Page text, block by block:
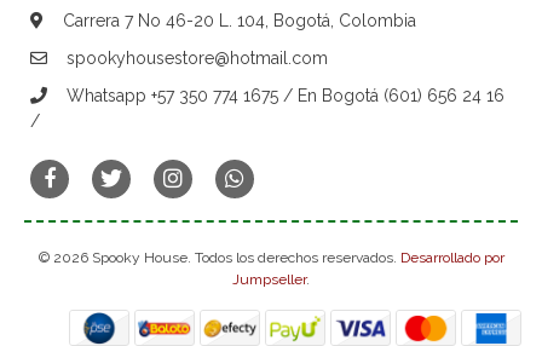
Carrera 7 No 46-20 L. 104, Bogotá, Colombia
spookyhousestore@hotmail.com
Whatsapp +57 350 774 1675 / En Bogotá (601) 656 24 16
/
© 2026 Spooky House. Todos los derechos reservados. Desarrollado por
Jumpseller.